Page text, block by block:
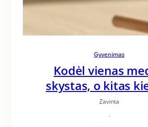
Gyvenimas
Kodėl vienas
skystas, o kitas
Zavinta
·